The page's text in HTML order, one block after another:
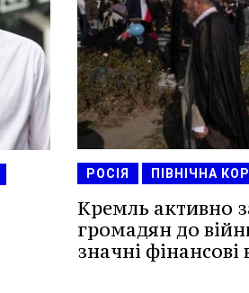
РОСІЯ ПІВНІЧНА
Кремль активно
громадян до
значні